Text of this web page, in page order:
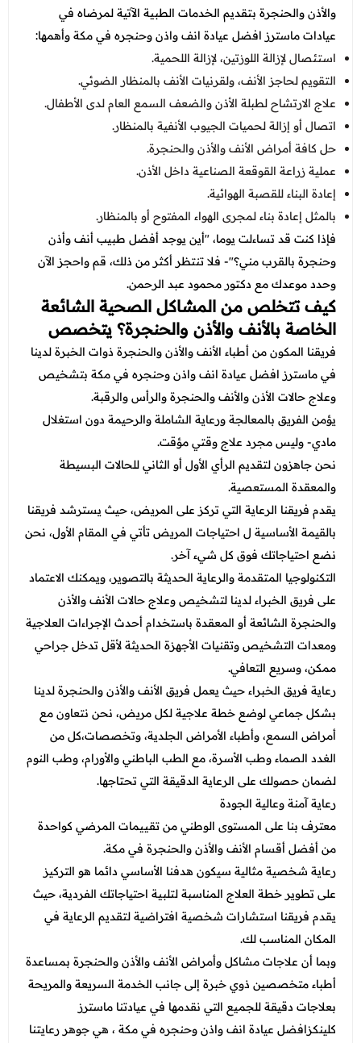
والأذن والحنجرة بتقديم الخدمات الطبية الآتية لمرضاه في
عيادات ماسترز افضل عيادة انف واذن وحنجره في مكة وأهمها:
استئصال لإزالة اللوزتين، لإزالة اللحمية.
التقويم لحاجز الأنف، ولقرنيات الأنف بالمنظار الضوئي.
علاج الارتشاح لطبلة الأذن والضعف السمع العام لدى الأطفال.
اتصال أو إزالة لحميات الجيوب الأنفية بالمنظار.
حل كافة أمراض الأنف والأذن والحنجرة.
عملية زراعة القوقعة الصناعية داخل الأذن.
إعادة البناء للقصبة الهوائية.
بالمثل إعادة بناء لمجرى الهواء المفتوح أو بالمنظار.
فإذا كنت قد تساءلت يوما، "أين يوجد أفضل طبيب أنف وأذن
وحنجرة بالقرب مني؟"- فلا تنتظر أكثر من ذلك، قم واحجز الآن
وحدد موعدك مع دكتور محمود عبد الرحمن.
كيف تتخلص من المشاكل الصحية الشائعة
الخاصة بالأنف والأذن والحنجرة؟ يتخصص
فريقنا المكون من أطباء الأنف والأذن والحنجرة ذوات الخبرة لدينا
في ماسترز افضل عيادة انف واذن وحنجره في مكة بتشخيص
وعلاج حالات الأذن والأنف والحنجرة والرأس والرقبة.
يؤمن الفريق بالمعالجة ورعاية الشاملة والرحيمة دون استغلال
مادي- وليس مجرد علاج وقتي مؤقت.
نحن جاهزون لتقديم الرأي الأول أو الثاني للحالات البسيطة
والمعقدة المستعصية.
يقدم فريقنا الرعاية التي تركز على المريض، حيث يسترشد فريقنا
بالقيمة الأساسية ل احتياجات المريض تأتي في المقام الأول، نحن
نضع احتياجاتك فوق كل شيء آخر.
التكنولوجيا المتقدمة والرعاية الحديثة بالتصوير، ويمكنك الاعتماد
على فريق الخبراء لدينا لتشخيص وعلاج حالات الأنف والأذن
والحنجرة الشائعة أو المعقدة باستخدام أحدث الإجراءات العلاجية
ومعدات التشخيص وتقنيات الأجهزة الحديثة لأقل تدخل جراحي
ممكن، وسريع التعافي.
رعاية فريق الخبراء حيث يعمل فريق الأنف والأذن والحنجرة لدينا
بشكل جماعي لوضع خطة علاجية لكل مريض، نحن نتعاون مع
أمراض السمع، وأطباء الأمراض الجلدية، وتخصصات،كل من
الغدد الصماء وطب الأسرة، مع الطب الباطني والأورام، وطب النوم
لضمان حصولك على الرعاية الدقيقة التي تحتاجها.
رعاية آمنة وعالية الجودة
معترف بنا على المستوى الوطني من تقييمات المرضي كواحدة
من أفضل أقسام الأنف والأذن والحنجرة في مكة.
رعاية شخصية مثالية سيكون هدفنا الأساسي دائما هو التركيز
على تطوير خطة العلاج المناسبة لتلبية احتياجاتك الفردية، حيث
يقدم فريقنا استشارات شخصية افتراضية لتقديم الرعاية في
المكان المناسب لك.
وبما أن علاجات مشاكل وأمراض الأنف والأذن والحنجرة بمساعدة
أطباء متخصصين ذوي خبرة إلى جانب الخدمة السريعة والمريحة
بعلاجات دقيقة للجميع التي نقدمها في عيادتنا ماسترز
كلينكزافضل عيادة انف واذن وحنجره في مكة ، هي جوهر رعايتنا